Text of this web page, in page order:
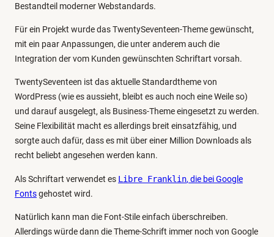
Bestandteil moderner Webstandards.
Für ein Projekt wurde das TwentySeventeen-Theme gewünscht,
mit ein paar Anpassungen, die unter anderem auch die
Integration der vom Kunden gewünschten Schriftart vorsah.
TwentySeventeen ist das aktuelle Standardtheme von
WordPress (wie es aussieht, bleibt es auch noch eine Weile so)
und darauf ausgelegt, als Business-Theme eingesetzt zu werden.
Seine Flexibilität macht es allerdings breit einsatzfähig, und
sorgte auch dafür, dass es mit über einer Million Downloads als
recht beliebt angesehen werden kann.
Als Schriftart verwendet es Libre Franklin, die bei Google
Fontsgehostet wird.
Natürlich kann man die Font-Stile einfach überschreiben.
Allerdings würde dann die Theme-Schrift immer noch von Google